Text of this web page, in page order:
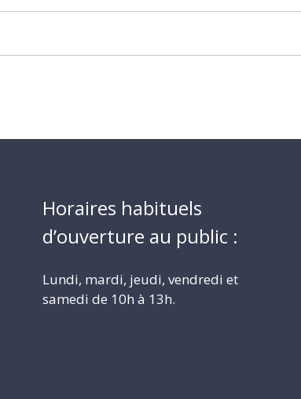
Horaires habituels
d’ouverture au public :
Lundi, mardi, jeudi, vendredi et
samedi de 10h à 13h.